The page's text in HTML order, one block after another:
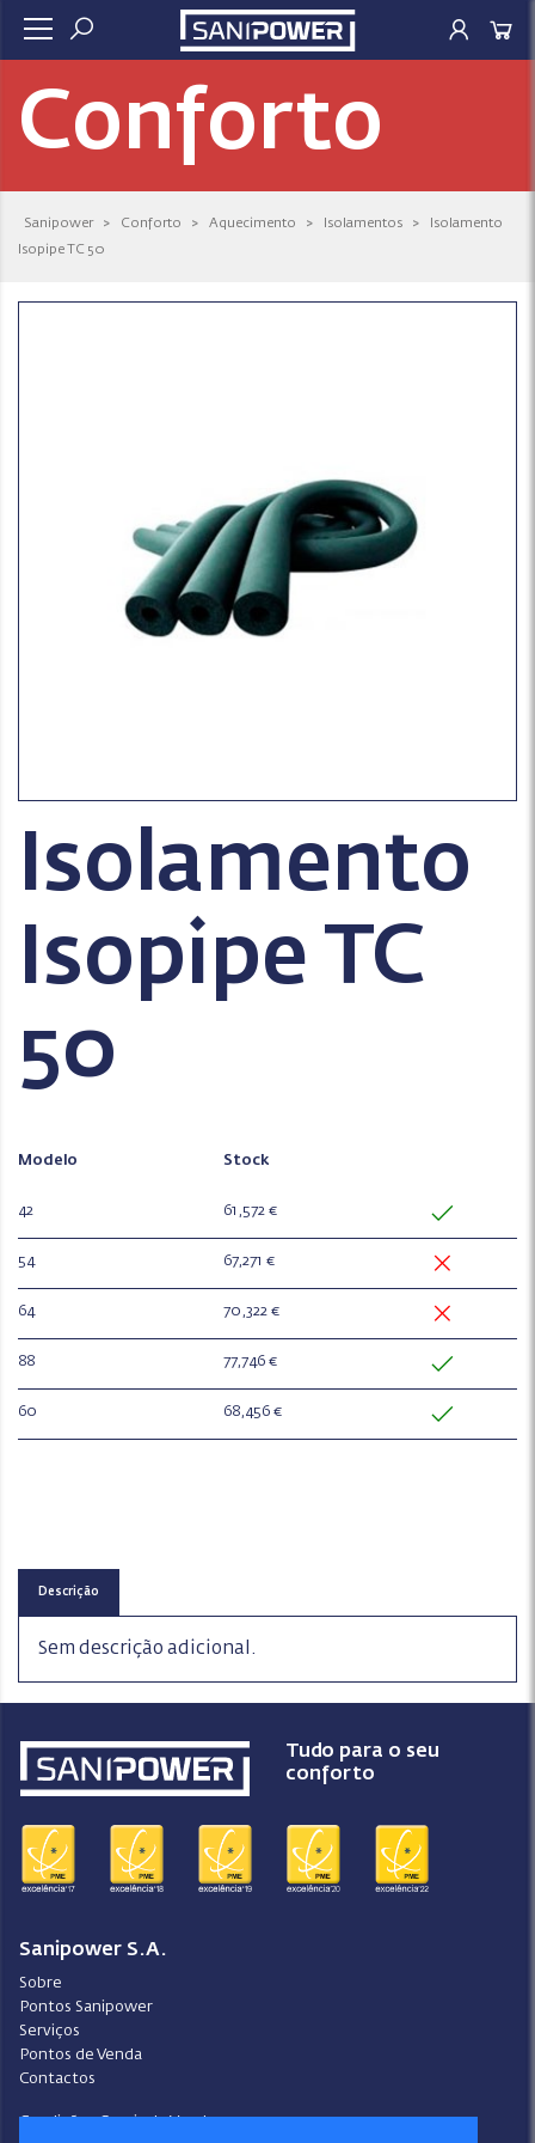
Conforto
Sanipower > Conforto > Aquecimento > Isolamentos >
Isolamento
Isopipe TC 50
Isolamento
Isopipe TC
50
Modelo Stock
42 61,572 €
54 67,271 €
64 70,322 €
88 77,746 €
60 68,456 €
Descrição
Sem descrição adicional.
Tudo para o seu
conforto
Sanipower S.A.
Sobre
Pontos Sanipower
Serviços
Pontos de Venda
Contactos